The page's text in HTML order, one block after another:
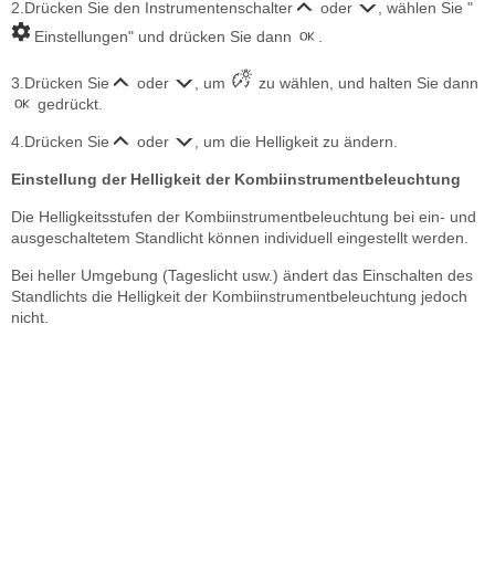
2.Drücken Sie den Instrumentenschalter oder
, wählen Sie "
Einstellungen" und drücken Sie dann
3.Drücken Sie oder , um
zu wählen, und halten Sie dann
gedrückt.
4.Drücken Sie oder , um die Helligkeit zu ändern.
Einstellung der Helligkeit der Kombiinstrumentbeleuchtung
Die Helligkeitsstufen der Kombiinstrumentbeleuchtung bei ein- und
ausgeschaltetem Standlicht können individuell eingestellt werden.
Bei heller Umgebung (Tageslicht usw.) ändert das Einschalten des
Standlichts die Helligkeit der Kombiinstrumentbeleuchtung jedoch
nicht.